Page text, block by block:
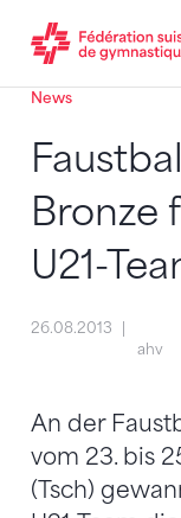
Passer au contenu
Naviguer vers le
JavaScript est
News
Bronze
U21-
26.08.2013
ahv
An der
vom 23. bis
(Tsch)